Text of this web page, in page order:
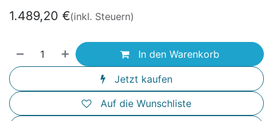
1.489,20 €(inkl. Steuern)
In den Warenkorb
Jetzt kaufen
Auf die Wunschliste